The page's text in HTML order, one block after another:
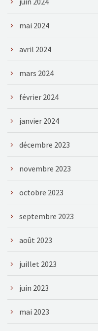
mai 2024
avril 2024
mars 2024
février 2024
janvier 2024
décembre 2023
novembre 2023
octobre 2023
septembre 2023
août 2023
juillet 2023
juin 2023
mai 2023